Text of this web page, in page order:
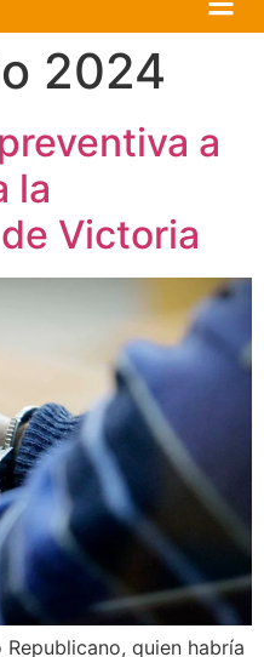
2024
a
la
Victoria
quien habría